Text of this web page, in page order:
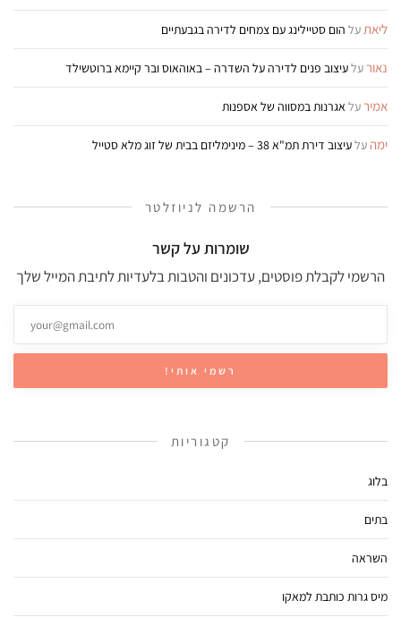
ליאתעל הום סטיילינג עם צמחים לדירה בגבעתיים
נאורעלעיצוב פנים לדירה על השדרה – באוהאוס ובר קיימא ברוטשילד
אמירעל אגרנות במסווה של אספנות
ימה עלעיצוב דירת תמ"א 38 – מינימליזם בבית של זוג מלא סטייל
הרשמה לניוזלטר
שומרות על קשר
הרשמי לקבלת פוסטים, עדכונים והטבות בלעדיות לתיבת המייל שלך
קטגוריות
בלוג
בתים
השראה
מיס גרות כותבת למאקו